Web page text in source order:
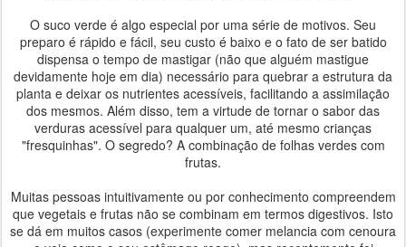
O suco verde é algo especial por uma série de motivos. Seu
preparo é rápido e fácil, seu custo é baixo e o fato de ser batido
dispensa o tempo de mastigar (não que alguém mastigue
devidamente hoje em dia) necessário para quebrar a estrutura da
planta e deixar os nutrientes acessíveis, facilitando a assimilação
dos mesmos. Além disso, tem a virtude de tornar o sabor das
verduras acessível para qualquer um, até mesmo crianças
"fresquinhas". O segredo? A combinação de folhas verdes com
frutas.
Muitas pessoas intuitivamente ou por conhecimento compreendem
que vegetais e frutas não se combinam em termos digestivos. Isto
se dá em muitos casos (experimente comer melancia com cenoura